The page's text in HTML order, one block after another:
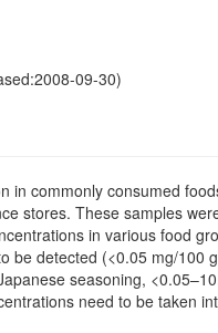
09-30)
in commonly consumed
stores. These samples
in various food
be detected (<0.05 mg/100
seasoning,
need to be taken